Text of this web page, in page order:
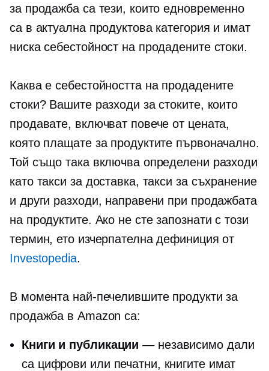
за продажба са тези, които едновременно
са в актуална продуктова категория и имат
ниска себестойност на продадените стоки.
Каква е себестойността на продадените
стоки? Вашите разходи за стоките, които
продавате, включват повече от цената,
която плащате за продуктите първоначално.
Той също така включва определени разходи
като такси за доставка, такси за съхранение
и други разходи, направени при продажбата
на продуктите. Ако не сте запознати с този
термин, ето изчерпателна дефиниция от
Investopedia.
В момента най-печелившите продукти за
продажба в Amazon са:
Книги и публикации — независимо дали
са цифрови или печатни, книгите имат